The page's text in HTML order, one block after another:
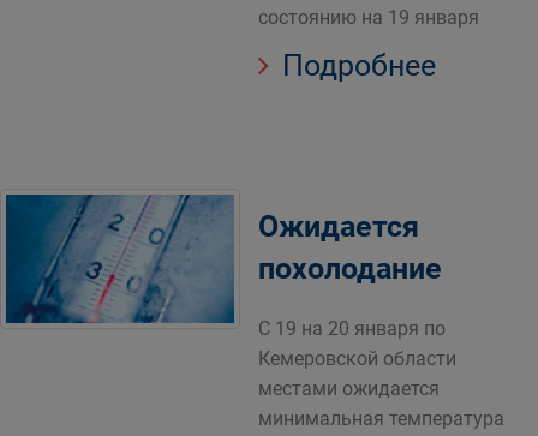
состоянию на 19 января
Подробнее
Ожидается
похолодание
С 19 на 20 января по
Кемеровской области
местами ожидается
минимальная температура